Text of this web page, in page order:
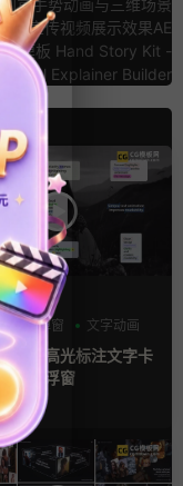
告宣传视频展示效果AE
模板 Hand Story Kit -
Explainer Builder
字幕
板
弹窗 文字动画
9组高光标注文字卡
组件浮窗
前